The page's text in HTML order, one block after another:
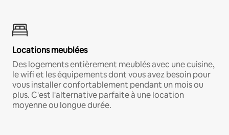
Locations meublées
Des logements entièrement meublés avec une cuisine,
le wifi et les équipements dont vous avez besoin pour
vous installer confortablement pendant un mois ou
plus. C'est l'alternative parfaite à une location
moyenne ou longue durée.